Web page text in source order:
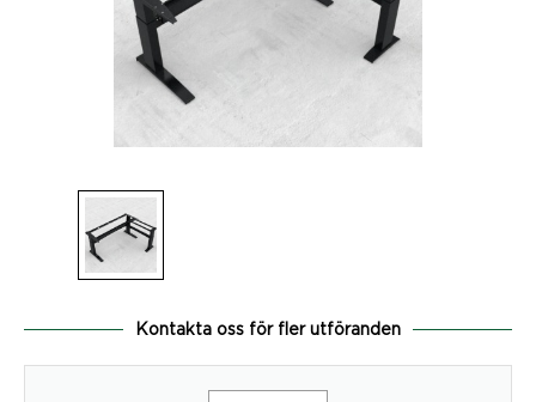
Kontakta oss för fler utföranden